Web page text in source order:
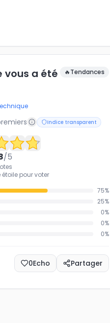
vous a été
🔥Tendances
Indice transparent
/5
pour voter
75%
25%
0%
0%
0%
0Echo Partager